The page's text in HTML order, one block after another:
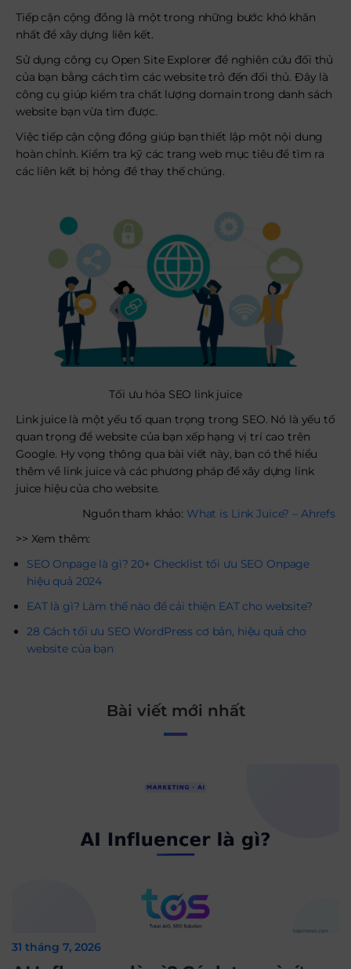
Tiếp cận cộng đồng là một trong những bước khó khăn
nhất để xây dựng liên kết.
Sử dụng công cụ Open Site Explorer để nghiên cứu đối thủ
của bạn bằng cách tìm các website trỏ đến đối thủ. Đây là
công cụ giúp kiểm tra chất lượng domain trong danh sách
website bạn vừa tìm được.
Việc tiếp cận cộng đồng giúp bạn thiết lập một nội dung
hoàn chỉnh. Kiểm tra kỹ các trang web mục tiêu để tìm ra
các liên kết bị hỏng để thay thế chúng.
Tối ưu hóa SEO link juice
Link juice là một yếu tố quan trọng trong SEO. Nó là yếu tố
quan trọng để website của bạn xếp hạng vị trí cao trên
Google. Hy vọng thông qua bài viết này, bạn có thể hiểu
thêm về link juice và các phương pháp để xây dựng link
juice hiệu của cho website.
Nguồn tham khảo: What is Link Juice? – Ahrefs
>> Xem thêm:
SEO Onpage là gì? 20+ Checklist tối ưu SEO Onpage
hiệu quả 2024
EAT là gì? Làm thế nào để cải thiện EAT cho website?
28 Cách tối ưu SEO WordPress cơ bản, hiệu quả cho
website của bạn
Bài viết mới nhất
31 tháng 7, 2026